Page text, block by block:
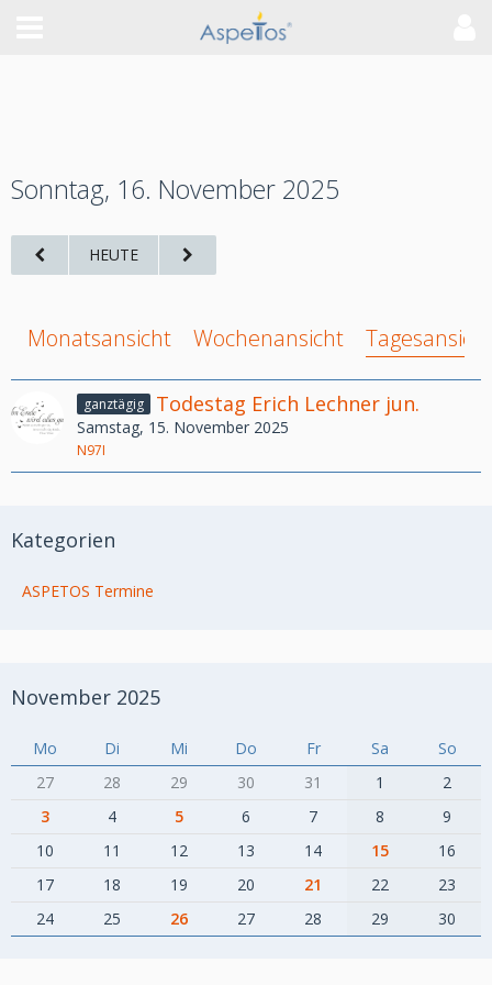
Sonntag, 16. November 2025
HEUTE
Monatsansicht Wochenansicht Tagesansicht
ganztägig Todestag Erich Lechner jun.
Samstag, 15. November 2025
N97I
Kategorien
ASPETOS Termine
November 2025
Mo Di Mi Do Fr Sa
So
27
28 29 30 31 1
2
3
4 5 6 7 8
9
10
11 12 13 14 15
16
17
18 19 20 21 22
23
24
25 26 27 28 29 30